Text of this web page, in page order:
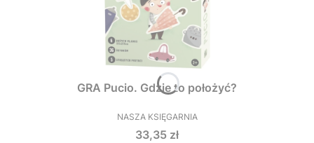
GRA Pucio. Gdzie to położyć?
PRODUCENT
NASZA KSIĘGARNIA
Cena
33,35 zł